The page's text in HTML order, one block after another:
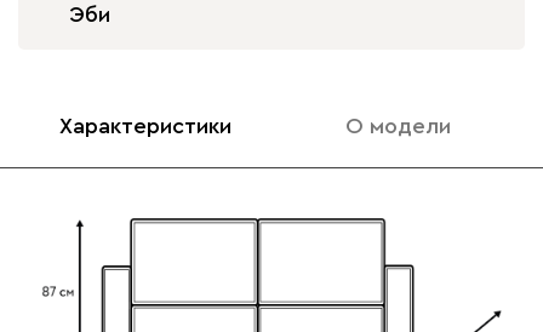
Онли 492 160
Эби
Характеристики О модели